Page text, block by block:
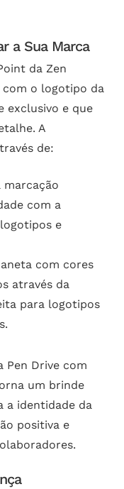
a Sua Marca
da Zen
com o logotipo da
exclusivo e que
A
de:
marcação
com a
e
com cores
através da
para logotipos
Pen Drive com
um brinde
a identidade da
positiva e